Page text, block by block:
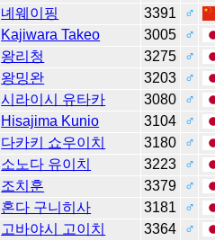
녜웨이핑 3391
♂
Kajiwara Takeo 3005
♂
왕리청 3275
♂
왕밍완 3203
♂
시라이시 유타카 3080
♂
Hisajima Kunio 3104
♂
다카키 쇼우이치 3180
♂
소노다 유이치 3223
♂
조치훈 3379
♂
혼다 구니히사 3181
♂
고바야시 고이치 3364
♂